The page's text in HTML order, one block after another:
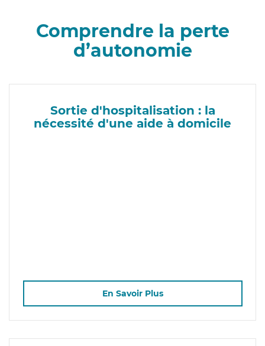
Comprendre la perte
d’autonomie
Sortie d'hospitalisation : la
nécessité d'une aide à domicile
En Savoir Plus